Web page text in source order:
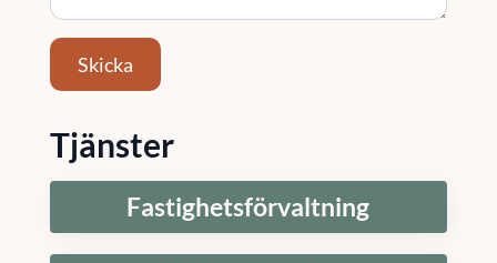
Skicka
Tjänster
Fastighetsförvaltning